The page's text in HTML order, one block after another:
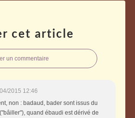
cet article
un commentaire
2015 12:46
non : badaud, bader sont issus du
quand ébaudi est dérivé de